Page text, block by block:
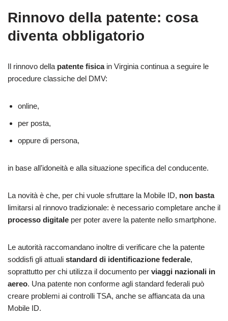
Rinnovo della patente: cosa
diventa obbligatorio
Il rinnovo della patente fisicain Virginia continua a seguire le
procedure classiche del DMV:
online,
per posta,
oppure di persona,
in base all’idoneità e alla situazione specifica del conducente.
La novità è che, per chi vuole sfruttare la Mobile ID, non basta
limitarsi al rinnovo tradizionale: è necessario completare anche il
processo digitale per poter avere la patente nello smartphone.
Le autorità raccomandano inoltre di verificare che la patente
soddisfi gli attuali standard di identificazione federale,
soprattutto per chi utilizza il documento per viaggi nazionali in
aereo. Una patente non conforme agli standard federali può
creare problemi ai controlli TSA, anche se affiancata da una
Mobile ID.